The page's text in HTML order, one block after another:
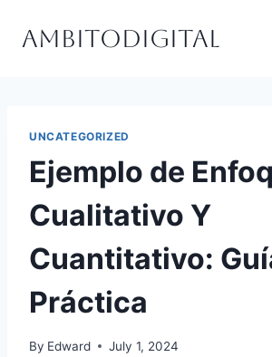
Ambitodigital
UNCATEGORIZED
Ejemplo de
Cualitativo Y
Cuantitativo:
Práctica
By Edward July 1, 2024